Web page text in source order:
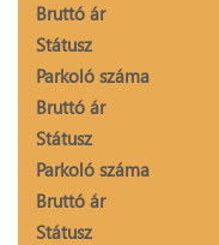
Bruttó ár
Státusz
Parkoló száma
Bruttó ár
Státusz
Parkoló száma
Bruttó ár
Státusz